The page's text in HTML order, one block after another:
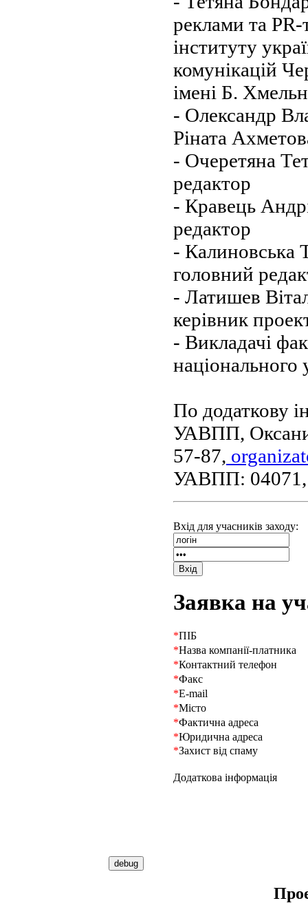
реклами та
інституту
комунікацій
імені Б.
- Олександр
Ріната
- Очеретяна
редактор
- Кравець
редактор
- Калиновська
головний
- Латишев
керівник
- Викладачі
національного
По додаткову
УАВПП, Оксани
57-87,
УАВПП: 04071,
Вхід для учасників заходу:
Вхід
Заявка на
*ПІБ
*Назва компанії-платника
*Контактний телефон
*Факс
*E-mail
*Місто
*Фактична адреса
*Юридична адреса
*Захист від спаму
Додаткова інформація